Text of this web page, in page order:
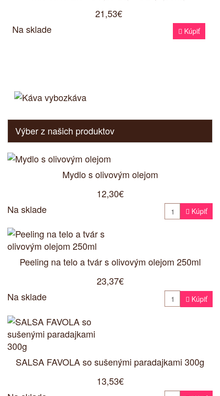
21,53€
Na sklade
 Kúpiť
Výber z našich produktov
Mydlo s olivovým olejom
12,30€
Na sklade
 Kúpiť
Peeling na telo a tvár s olivovým olejom 250ml
23,37€
Na sklade
 Kúpiť
SALSA FAVOLA so sušenými paradajkami 300g
13,53€